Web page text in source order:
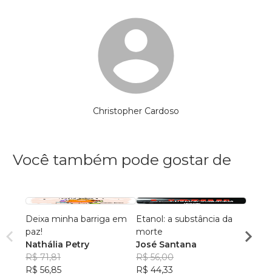
Christopher Cardoso
Você também pode gostar de
Deixa minha barriga em
paz!
Nathália Petry
R$ 71,81
R$ 56,85
Etanol: a substância da
morte
José Santana
R$ 56,00
R$ 44,33
meu